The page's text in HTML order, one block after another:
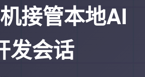
接管本地AI
发会话